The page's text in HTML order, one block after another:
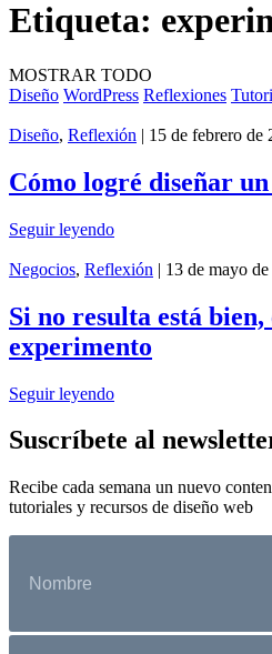
Etiqueta:
MOSTRAR TODO
Diseño WordPress Reflexiones
Diseño, Reflexión | 15 de febrero de
Cómo logré diseñar
Seguir leyendo
Negocios, Reflexión | 13 de mayo
Si no resulta está bien,
experimento
Seguir leyendo
Suscríbete al
Recibe cada semana un nuevo
tutoriales y recursos de diseño web